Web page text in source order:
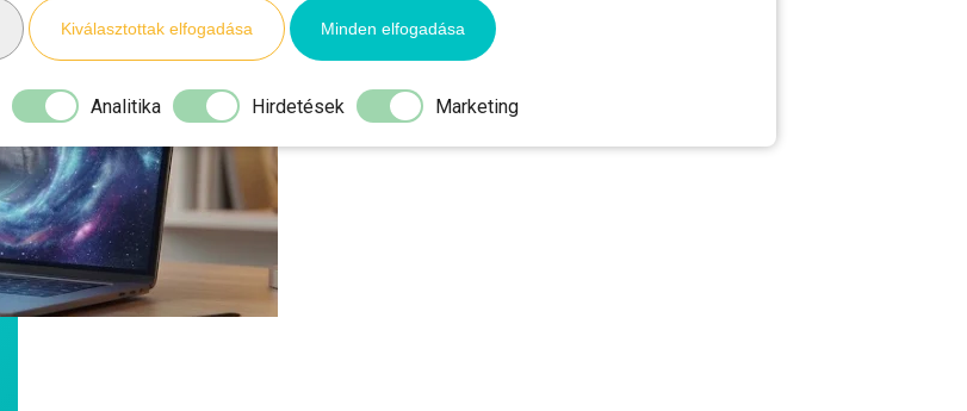
Kiválasztottak elfogadása Minden elfogadása
Analitika Hirdetések Marketing